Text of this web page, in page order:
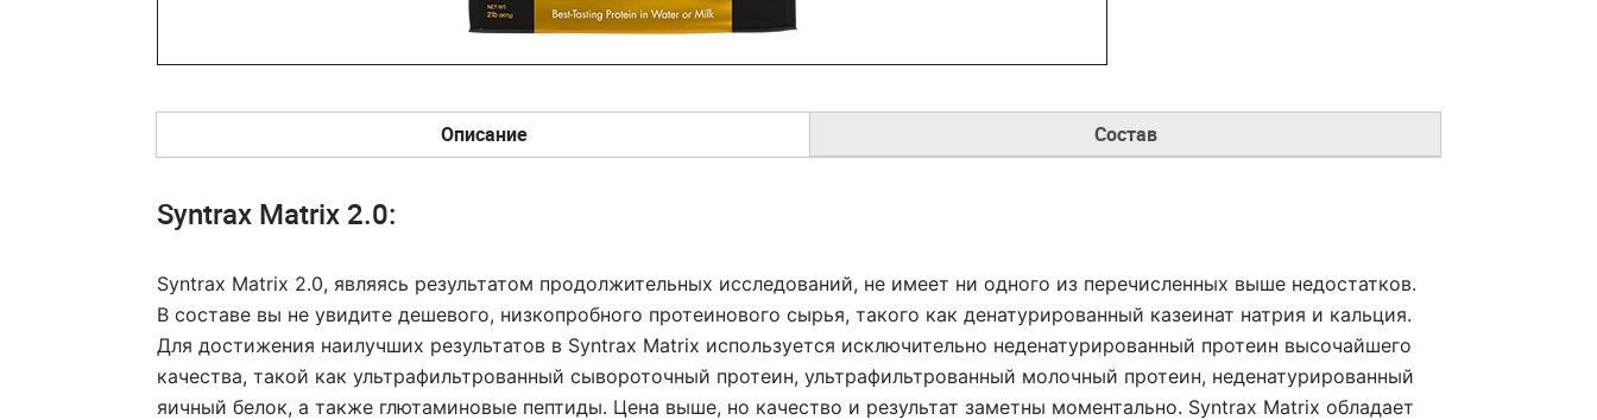
Описание Состав
Syntrax Matrix 2.0:
Syntrax Matrix 2.0, являясь результатом продолжительных исследований, не имеет ни одного из перечисленных выше недостатков.
В составе вы не увидите дешевого, низкопробного протеинового сырья, такого как денатурированный казеинат натрия и кальция.
Для достижения наилучших результатов в Syntrax Matrix используется исключительно неденатурированный протеин высочайшего
качества, такой как ультрафильтрованный сывороточный протеин, ультрафильтрованный молочный протеин, неденатурированный
яичный белок, а также глютаминовые пептиды. Цена выше, но качество и результат заметны моментально. Syntrax Matrix обладает